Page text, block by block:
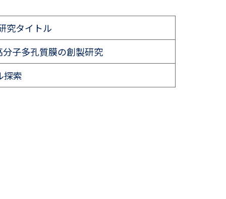
究タイトル
子多孔質膜の創製研究
探索